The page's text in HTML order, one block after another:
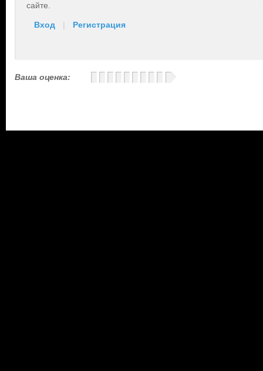
сайте.
Вход | Регистрация
Ваша оценка: